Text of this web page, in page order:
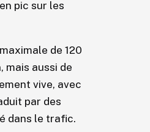
pic sur les
de 120
mais aussi de
vive, avec
par des
dans le trafic.